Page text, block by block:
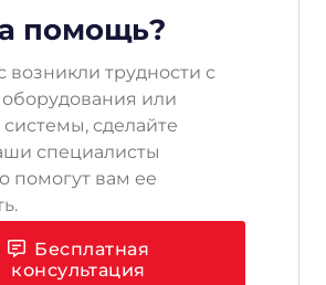
помощь?
возникли трудности с
или
сделайте
специалисты
помогут вам ее
Бесплатная
консультация